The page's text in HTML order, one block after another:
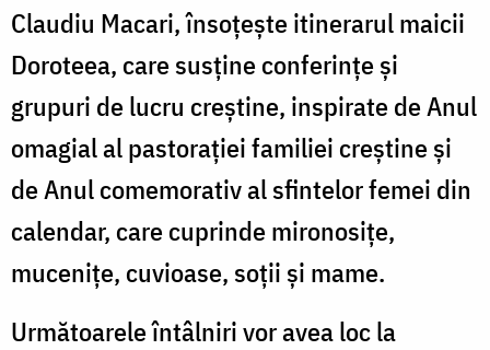
Claudiu Macari, însoțește itinerarul maicii
Doroteea, care susține conferințe și
grupuri de lucru creștine, inspirate de Anul
omagial al pastorației familiei creștine și
de Anul comemorativ al sfintelor femei din
calendar, care cuprinde mironosițe,
mucenițe, cuvioase, soții și mame.
Următoarele întâlniri vor avea loc la